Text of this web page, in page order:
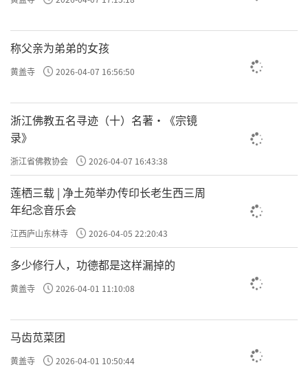
称父亲为弟弟的女孩
黄盖寺 2026-04-07 16:56:50
浙江佛教五名寻迹（十）名著·《宗镜
录》
浙江省佛教协会 2026-04-07 16:43:38
莲栖三载 | 净土苑举办传印长老生西三周
年纪念音乐会
江西庐山东林寺 2026-04-05 22:20:43
多少修行人，功德都是这样漏掉的
黄盖寺 2026-04-01 11:10:08
马齿苋菜团
黄盖寺 2026-04-01 10:50:44